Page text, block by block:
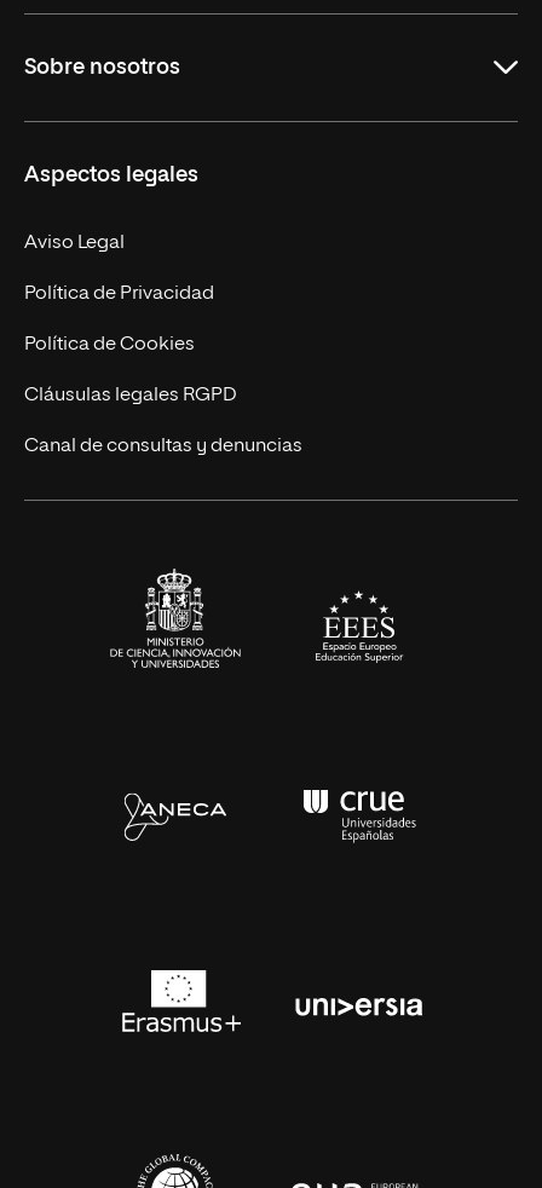
Másteres Oficiales
Doctorados
Experto Universitario
Postgrados
Cursos Universitarios
Sobre nosotros
Facultades
Nuestro Equipo
Trabaja en UNIR
Actualidad
UNIR Revista
Eventos
Aspectos legales
Aviso Legal
Política de Privacidad
Política de Cookies
Cláusulas legales RGPD
Canal de consultas y denuncias